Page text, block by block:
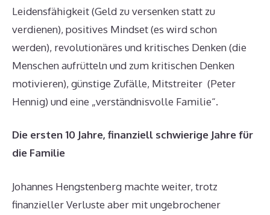
Leidensfähigkeit (Geld zu versenken statt zu
verdienen), positives Mindset (es wird schon
werden), revolutionäres und kritisches Denken (die
Menschen aufrütteln und zum kritischen Denken
motivieren), günstige Zufälle, Mitstreiter (Peter
Hennig) und eine „verständnisvolle Familie“.
Die ersten 10 Jahre, finanziell schwierige Jahre für
die Familie
Johannes Hengstenberg machte weiter, trotz
finanzieller Verluste aber mit ungebrochener